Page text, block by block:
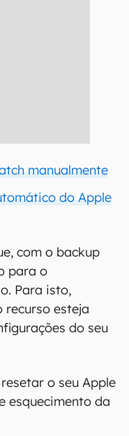
manualmente
do Apple
com o backup
para o
Para isto,
recurso esteja
do seu
o seu Apple
esquecimento da